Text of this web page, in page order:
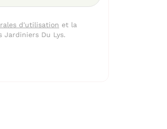
d'utilisation et la
Jardiniers Du Lys.